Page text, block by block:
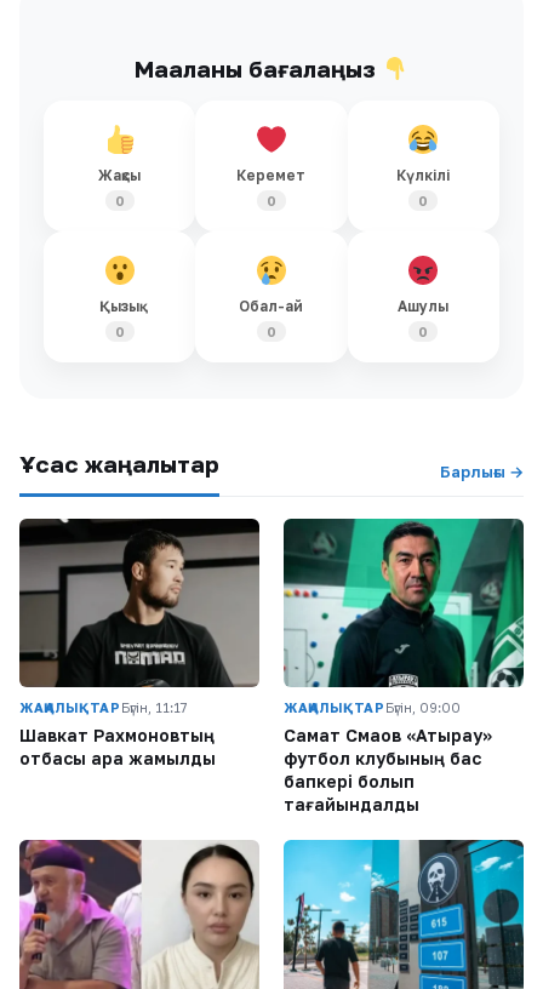
Мақаланы бағалаңыз
Жақсы
0
Керемет
0
Күлкілі
0
Қызық
0
Обал-ай
0
Ашулы
0
Ұқсас жаңалықтар Барлығы →
ЖАҢАЛЫҚТАР Бүгін, 11:17
Шавкат Рахмоновтың
отбасы қара жамылды
ЖАҢАЛЫҚТАР Бүгін, 09:00
Самат Смақов «Атырау»
футбол клубының бас
бапкері болып
тағайындалды